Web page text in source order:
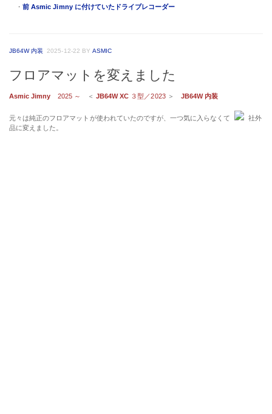
・前 Asmic Jimny に付けていたドライブレコーダー
JB64W 内装 2025-12-22 BY ASMIC
フロアマットを変えました
Asmic Jimny 2025 ～ ＜ JB64W XC ３型／2023＞ JB64W 内装
元々は純正のフロアマットが使われていたのですが、一つ気に入らなくて
社外
品に変えました。